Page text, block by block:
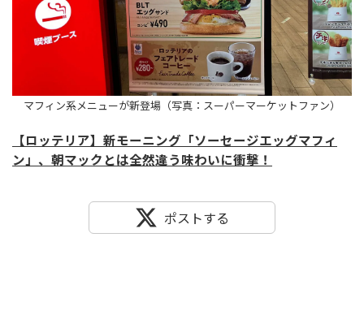
マフィン系メニューが新登場（写真：スーパーマーケットファン）
【ロッテリア】新モーニング「ソーセージエッグマフィ
ン」、朝マックとは全然違う味わいに衝撃！
ポストする